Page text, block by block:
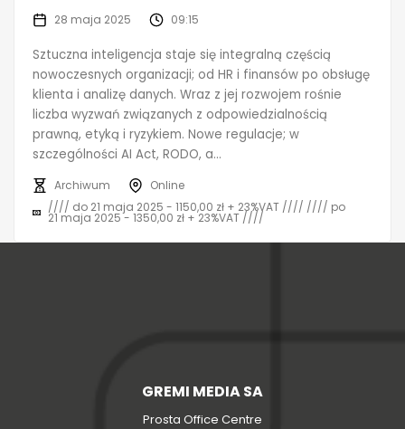
28 maja 2025 09:15
Sztuczna inteligencja staje się integralną częścią
nowoczesnych organizacji; od HR i finansów po obsługę
klienta i analizę danych. Wraz z jej rozwojem rośnie
liczba wyzwań związanych z odpowiedzialnością
prawną, etyką i ryzykiem. Nowe regulacje; w
szczególności AI Act, RODO, a...
Archiwum
Online
//// do 21 maja 2025 - 1150,00 zł + 23%VAT //// //// po
21 maja 2025 - 1350,00 zł + 23%VAT ////
GREMI MEDIA SA
Prosta Office Centre